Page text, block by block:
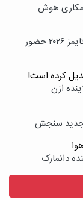
هوش
چرا هیچ دانشگاه ایرانی در رتبه‌بندی تأثیرگذاری تایمز ۲۰۲۶ حضور
کرده است!
ازن
جدید سنجش
دانمارک